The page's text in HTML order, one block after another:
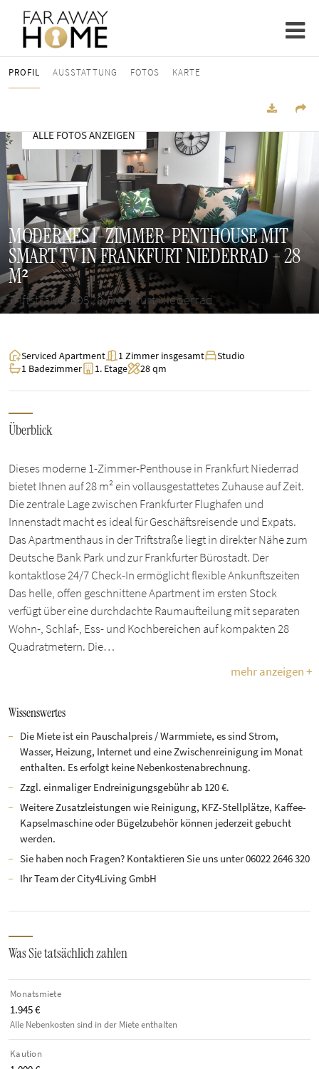
PROFIL AUSSTATTUNG FOTOS KARTE
ALLE FOTOS ANZEIGEN
MODERNES 1-ZIMMER-PENTHOUSE MIT
SMART TV IN FRANKFURT NIEDERRAD – 28
M²
Triftstraße, 60528 Frankfurt Niederrad
Serviced Apartment 1 Zimmer insgesamt
Studio
1 Badezimmer
1. Etage 28 qm
Überblick
Dieses moderne 1-Zimmer-Penthouse in Frankfurt Niederrad
bietet Ihnen auf 28 m² ein vollausgestattetes Zuhause auf Zeit.
Die zentrale Lage zwischen Frankfurter Flughafen und
Innenstadt macht es ideal für Geschäftsreisende und Expats.
Das Apartmenthaus in der Triftstraße liegt in direkter Nähe zum
Deutsche Bank Park und zur Frankfurter Bürostadt. Der
kontaktlose 24/7 Check-In ermöglicht flexible Ankunftszeiten
Das helle, offen geschnittene Apartment im ersten Stock
verfügt über eine durchdachte Raumaufteilung mit separaten
Wohn-, Schlaf-, Ess- und Kochbereichen auf kompakten 28
Quadratmetern. Die…
mehr anzeigen +
Wissenswertes
Die Miete ist ein Pauschalpreis / Warmmiete, es sind Strom,
Wasser, Heizung, Internet und eine Zwischenreinigung im Monat
enthalten. Es erfolgt keine Nebenkostenabrechnung.
Zzgl. einmaliger Endreinigungsgebühr ab 120 €.
Weitere Zusatzleistungen wie Reinigung, KFZ-Stellplätze, Kaffee-
Kapselmaschine oder Bügelzubehör können jederzeit gebucht
werden.
Sie haben noch Fragen? Kontaktieren Sie uns unter 06022 2646 320
Ihr Team der City4Living GmbH
Was Sie tatsächlich zahlen
Monatsmiete
1.945 €
Alle Nebenkosten sind in der Miete enthalten
Kaution